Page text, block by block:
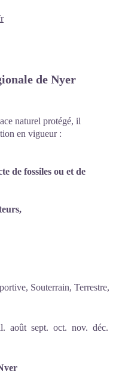
de Nyer
naturel protégé, il
en vigueur :
de fossiles ou et de
Souterrain, Terrestre,
août sept. oct. nov. déc.